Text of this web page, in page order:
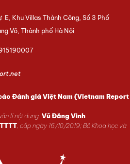
Khu Villas Thành Công, Số 3 Phố
Võ, Thành phố Hà Nội
Đánh giá Việt Nam (Vietnam Report
lí nội dung:Vũ Đăng Vinh
, cấp ngày 16/10/2019; Bộ Khoa học và